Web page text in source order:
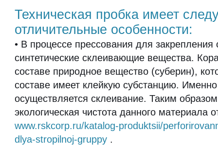
Техническая пробка имеет
отличительные особенности:
• В процессе прессования для
синтетические склеивающие вещества.
составе природное вещество (суберин),
составе имеет клейкую субстанцию. Именно
осуществляется склеивание. Таким
экологическая чистота данного материала
www.rskcorp.ru/katalog-produktsii/
dlya-stropilnoj-gruppy .